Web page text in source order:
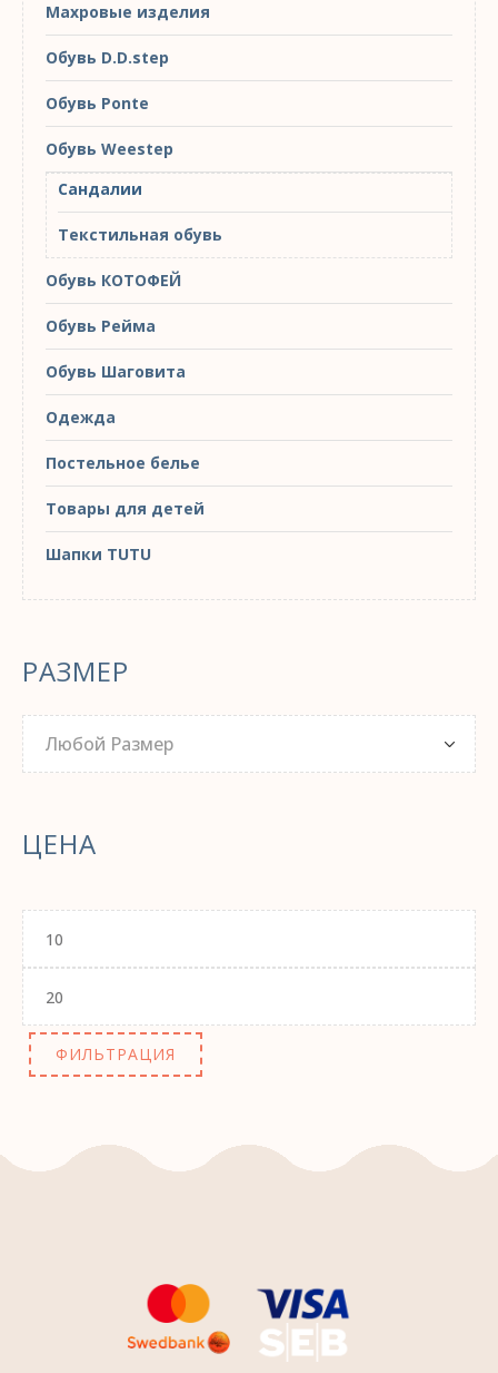
Махровые изделия
Обувь D.D.step
Обувь Ponte
Обувь Weestep
Сандалии
Текстильная обувь
Обувь КОТОФЕЙ
Обувь Рейма
Обувь Шаговита
Одежда
Постельное белье
Товары для детей
Шапки TUTU
РАЗМЕР
Любой Размер
ЦЕНА
Минимальная
цена
Максимальная
цена
ФИЛЬТРАЦИЯ